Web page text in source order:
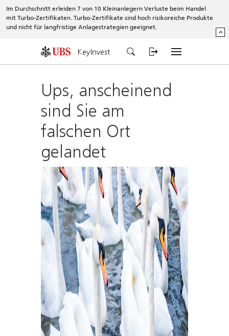
Im Durchschnitt erleiden 7 von 10 Kleinanlegern Verluste beim Handel
mit Turbo-Zertifikaten. Turbo-Zertifikate sind hoch risikoreiche Produkte
und nicht für langfristige Anlagestrategien geeignet.
^
KeyInvest
Ups, anscheinend
sind Sie am
falschen Ort
gelandet